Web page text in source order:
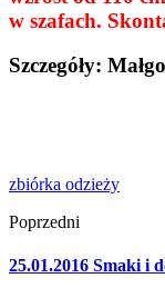
w szafach.
Szczegóły:
zbiórka odzieży
Poprzedni
25.01.2016 Smaki i